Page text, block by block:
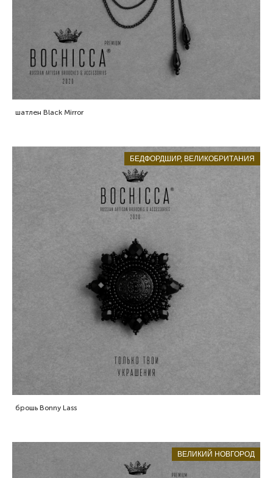
шатлен Black Mirror
БЕДФОРДШИР, ВЕЛИКОБРИТАНИЯ
брошь Bonny Lass
ВЕЛИКИЙ НОВГОРОД